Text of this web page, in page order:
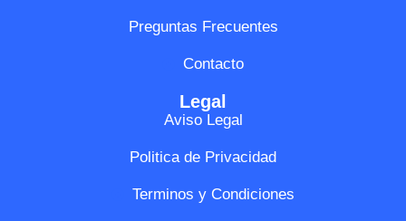
Preguntas Frecuentes
Contacto
Legal
Aviso Legal
Politica de Privacidad
Terminos y Condiciones